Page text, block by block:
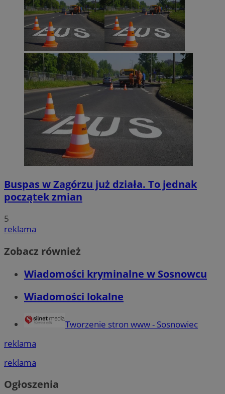
Buspas w Zagórzu już działa. To jednak
początek zmian
5
reklama
Zobacz również
Wiadomości kryminalne w Sosnowcu
Wiadomości lokalne
Tworzenie stron www - Sosnowiec
reklama
reklama
Ogłoszenia